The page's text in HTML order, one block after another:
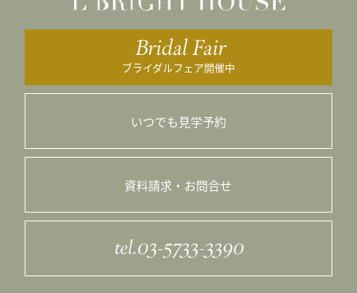
Bridal Fair
ブライダルフェア開催中
いつでも見学予約
資料請求・お問合せ
tel.03-5733-3390